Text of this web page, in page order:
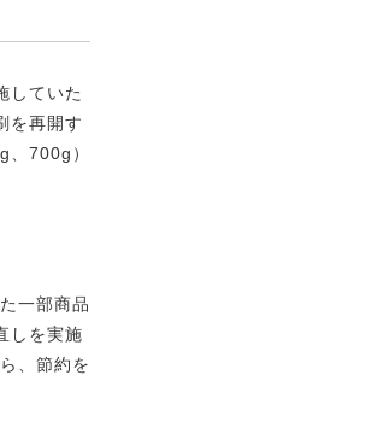
していた
を再開す
、700g）
一部商品
しを実施
、節約を